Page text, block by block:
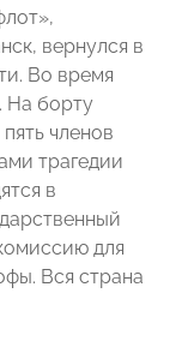
вернулся в
Во время
На борту
членов
трагедии
в
для
Вся страна